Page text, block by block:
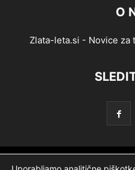
O
Zlata-leta.si - Novice
Splošni pogoji